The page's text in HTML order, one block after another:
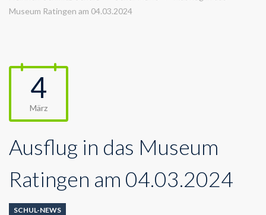
Museum Ratingen am 04.03.2024
4
März
Ausflug in das Museum
Ratingen am 04.03.2024
SCHUL-NEWS